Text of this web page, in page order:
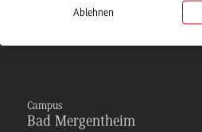
Verwaltung
Campus
Bad Mergentheim
Ablehnen